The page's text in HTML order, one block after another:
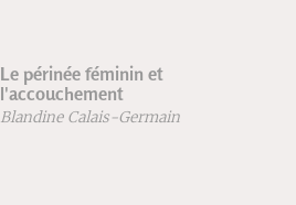
Le périnée féminin et
l'accouchement
Blandine Calais-Germain